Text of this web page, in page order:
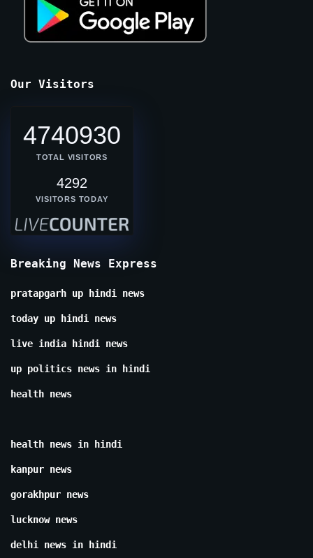
Our Visitors
4740930
TOTAL VISITORS
4292
VISITORS TODAY
Breaking News Express
pratapgarh up hindi news
today up hindi news
live india hindi news
up politics news in hindi
health news
health news in hindi
kanpur news
gorakhpur news
lucknow news
delhi news in hindi